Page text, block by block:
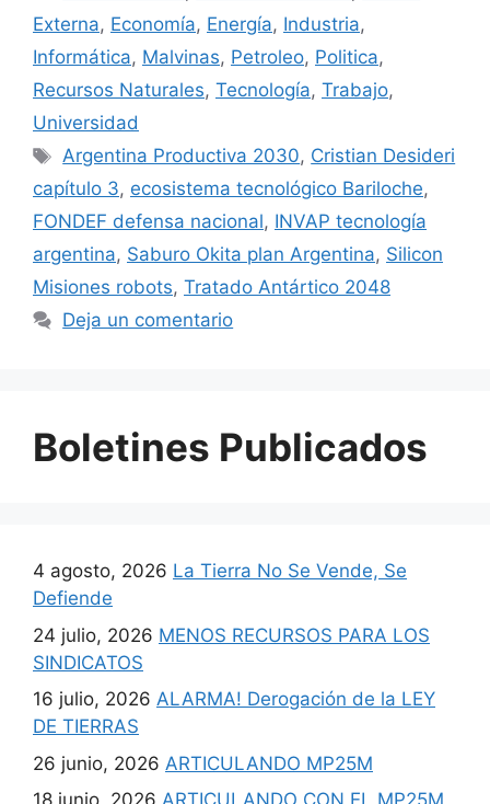
Externa, Economía, Energía, Industria,
Informática, Malvinas, Petroleo, Politica,
Recursos Naturales, Tecnología, Trabajo,
Universidad
Argentina Productiva 2030, Cristian Desideri
capítulo 3, ecosistema tecnológico Bariloche,
FONDEF defensa nacional, INVAP tecnología
argentina, Saburo Okita plan Argentina, Silicon
Misiones robots, Tratado Antártico 2048
Deja un comentario
Boletines Publicados
4 agosto, 2026 La Tierra No Se Vende, Se
Defiende
24 julio, 2026 MENOS RECURSOS PARA LOS
SINDICATOS
16 julio, 2026 ALARMA! Derogación de la LEY
DE TIERRAS
26 junio, 2026 ARTICULANDO MP25M